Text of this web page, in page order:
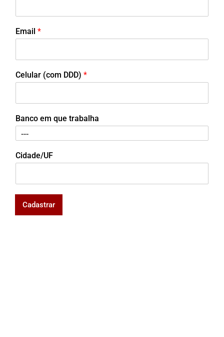
Email *
Celular (com DDD) *
Banco em que trabalha
Cidade/UF
Cadastrar